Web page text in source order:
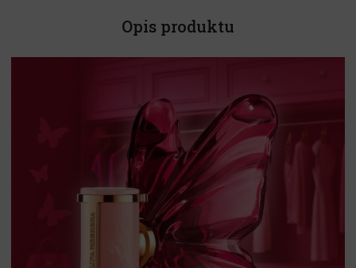
Opis produktu